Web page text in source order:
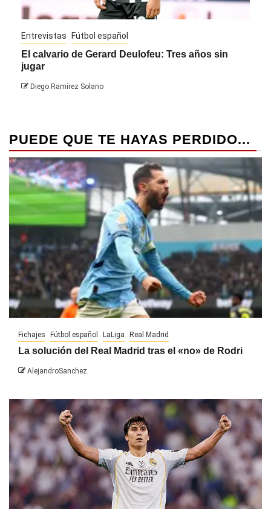
Entrevistas Fútbol español
El calvario de Gerard Deulofeu: Tres años sin
jugar
Diego Ramírez Solano
PUEDE QUE TE HAYAS PERDIDO...
Fichajes Fútbol español LaLiga Real Madrid
La solución del Real Madrid tras el «no» de Rodri
AlejandroSanchez